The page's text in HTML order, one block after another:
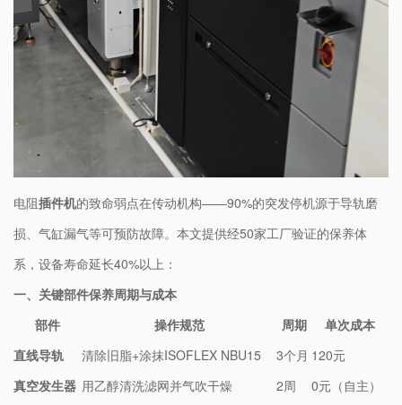
电阻插件机的​致命弱点在传动机构​——90%的突发停机源于导轨磨
损、气缸漏气等可预防故障。本文提供经50家工厂验证的保养体
系，设备寿命延长40%以上：
一、关键部件保养周期与成本
部件
操作规范 周期
单次成本
​直线导轨​
清除旧脂+涂抹ISOFLEX NBU15 3个月 120元
​真空发生器​ 用乙醇清洗滤网并气吹干燥 2周
0元（自主）